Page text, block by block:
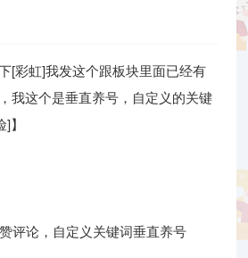
[彩虹]我发这个跟板块里面已经有
我这个是垂直养号，自定义的关键
】
评论，自定义关键词垂直养号